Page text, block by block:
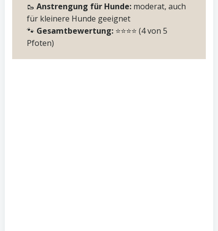
🥾 Anstrengung für Hunde: moderat, auch
für kleinere Hunde geeignet
🐾 Gesamtbewertung: ⭐️⭐️⭐️⭐️ (4 von 5
Pfoten)